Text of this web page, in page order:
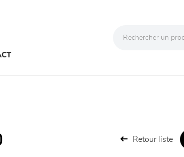
Retour liste